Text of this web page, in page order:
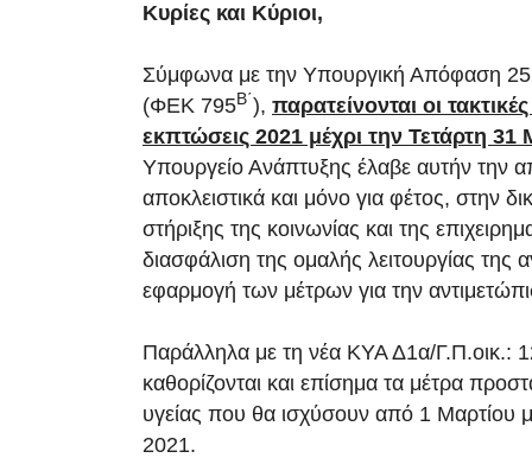
Κυρίες και Κύριοι,
Σύμφωνα με την Υπουργική Απόφαση
(ΦΕΚ 795Β΄), παρατείνονται οι
εκπτώσεις 2021 μέχρι την Τετάρτη 31
Υπουργείο Ανάπτυξης έλαβε αυτήν την
αποκλειστικά και μόνο για φέτος, στην
στήριξης της κοινωνίας και της
διασφάλιση της ομαλής λειτουργίας της
εφαρμογή των μέτρων για την
Παράλληλα με τη νέα ΚΥΑ Δ1α/Γ.Π.οικ.:
καθορίζονται και επίσημα τα μέτρα
υγείας που θα ισχύσουν από 1 Μαρτίου
2021.